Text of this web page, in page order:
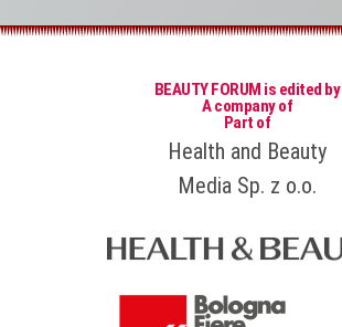
BEAUTY FORUM is edited by
A company of
Part of
Health and Beauty
Media Sp. z o.o.